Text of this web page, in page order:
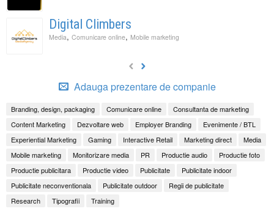
Digital Climbers
Media, Comunicare online, Mobile marketing
Adauga prezentare de companie
Branding, design, packaging Comunicare online
Consultanta de marketing
Content Marketing
Dezvoltare web Employer Branding
Evenimente / BTL
Experiential Marketing
Gaming Interactive Retail Marketing direct
Media
Mobile marketing
Monitorizare media PR Productie audio
Productie foto
Productie publicitara
Productie video Publicitate
Publicitate indoor
Publicitate neconventionala
Publicitate outdoor
Regii de publicitate
Research
Tipografii Training